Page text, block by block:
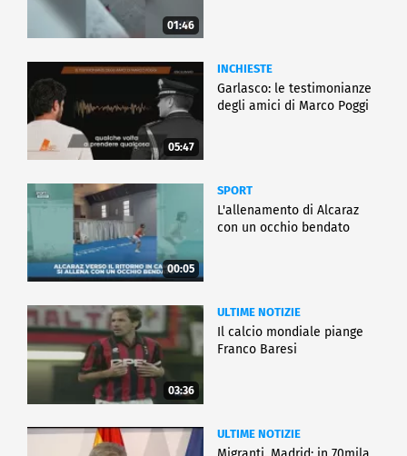
01:46
05:47
INCHIESTE
Garlasco: le testimonianze
degli amici di Marco Poggi
00:05
SPORT
L'allenamento di Alcaraz
con un occhio bendato
03:36
ULTIME NOTIZIE
Il calcio mondiale piange
Franco Baresi
ULTIME NOTIZIE